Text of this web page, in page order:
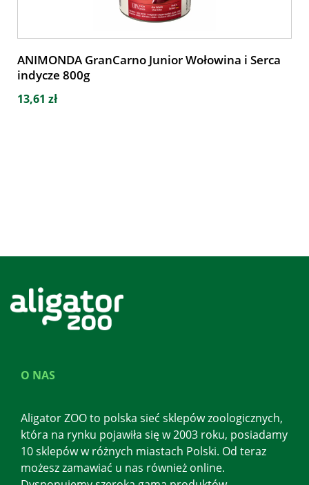
ANIMONDA GranCarno Junior Wołowina i Serca
indycze 800g
13,61 zł
O NAS
Aligator ZOO to polska sieć sklepów zoologicznych,
która na rynku pojawiła się w 2003 roku, posiadamy
10 sklepów w różnych miastach Polski. Od teraz
możesz zamawiać u nas również online.